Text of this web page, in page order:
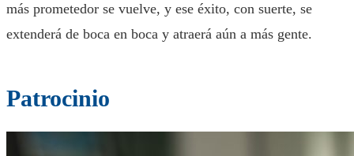
más prometedor se vuelve, y ese éxito, con suerte, se
extenderá de boca en boca y atraerá aún a más gente.
Patrocinio